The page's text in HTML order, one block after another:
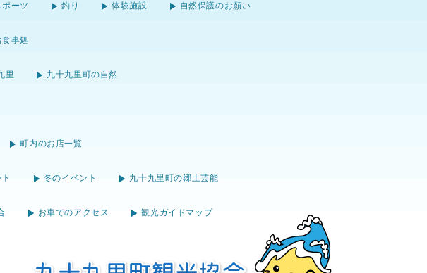
ーツ 釣り 体験施設 自然保護のお願い
事処
里 九十九里町の自然
町内のお店一覧
冬のイベント 九十九里町の郷土芸能
お車でのアクセス 観光ガイドマップ